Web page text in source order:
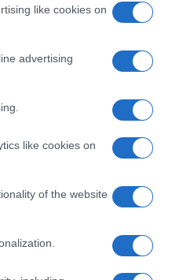
like cookies on
advertising
like cookies on
of the website
της
Παππάς παύει
του
οι
Μπάρκας.
εκπρόσωπος Τύπου του